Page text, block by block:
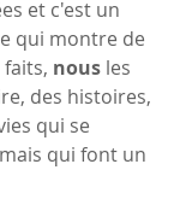
et c'est un
qui montre de
nous les
des histoires,
qui se
qui font un